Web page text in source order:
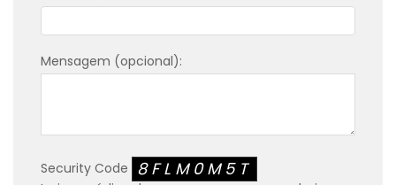
Mensagem (opcional):
Security Code 8FLM0M5T